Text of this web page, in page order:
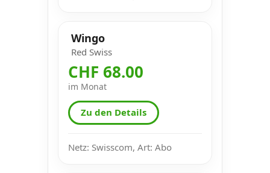
Wingo
Red Swiss
CHF 68.00
im Monat
Zu den Details
Netz: Swisscom, Art: Abo